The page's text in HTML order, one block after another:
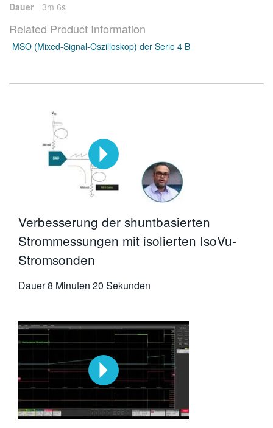
Dauer 3m 6s
Related Product Information
MSO (Mixed-Signal-Oszilloskop) der Serie 4 B
Verbesserung der shuntbasierten
Strommessungen mit isolierten IsoVu-
Stromsonden
Dauer8 Minuten 20 Sekunden